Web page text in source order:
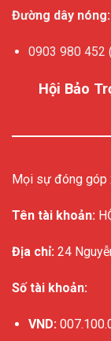
Đường dây nóng:
0903 980 452
Hội Bảo
Mọi sự đóng góp
Tên tài khoản:
Địa chỉ: 24
Số tài khoản:
VND: